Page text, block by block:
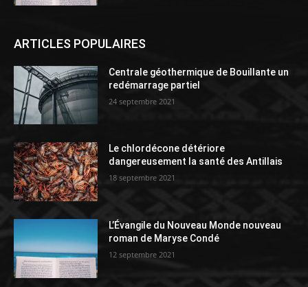
ARTICLES POPULAIRES
Centrale géothermique de Bouillante un
redémarrage partiel
24 septembre 2021
Le chlordécone détériore
dangereusement la santé des Antillais
18 septembre 2021
L’Évangile du Nouveau Monde nouveau
roman de Maryse Condé
12 septembre 2021